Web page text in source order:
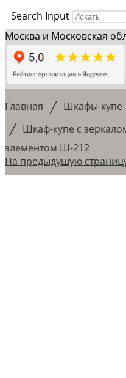
Search Input
Москва и Московская
Главная / Шкафы-купе
/ Шкаф-купе с
элементом Ш-212
На предыдущую